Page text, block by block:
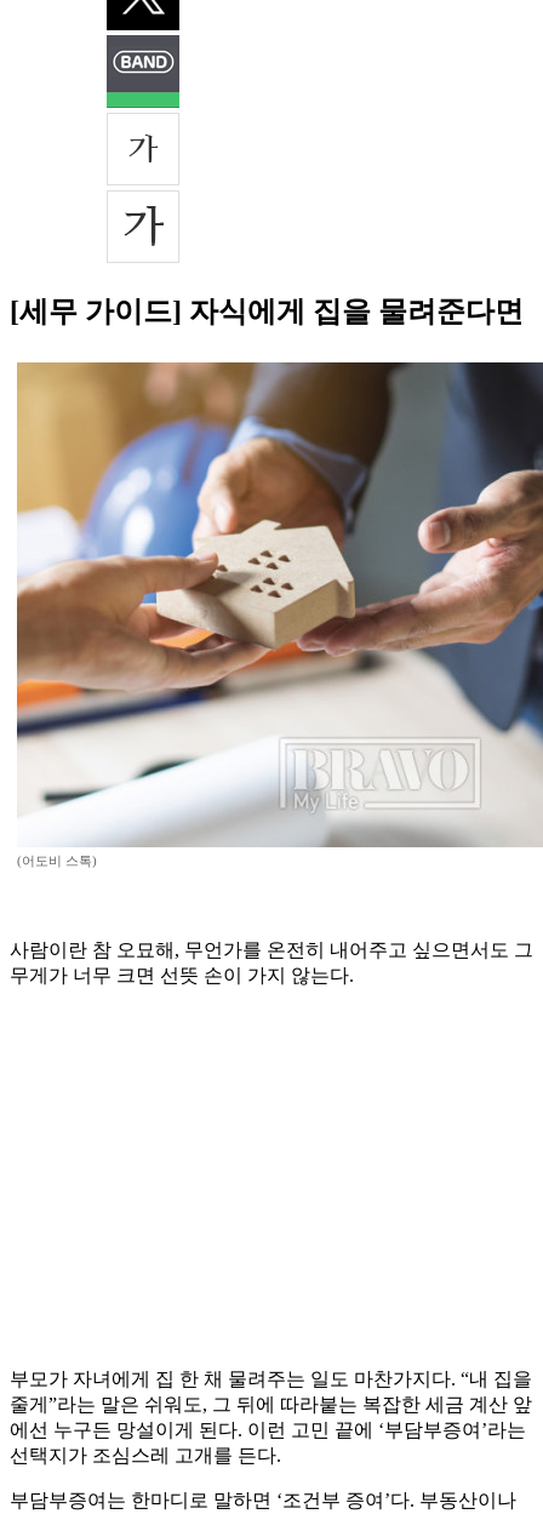
[세무 가이드] 자식에게 집을 물려준다면
(어도비 스톡)
사람이란 참 오묘해, 무언가를 온전히 내어주고 싶으면서도 그
무게가 너무 크면 선뜻 손이 가지 않는다.
부모가 자녀에게 집 한 채 물려주는 일도 마찬가지다. “내 집을
줄게”라는 말은 쉬워도, 그 뒤에 따라붙는 복잡한 세금 계산 앞
에선 누구든 망설이게 된다. 이런 고민 끝에 ‘부담부증여’라는
선택지가 조심스레 고개를 든다.
부담부증여는 한마디로 말하면 ‘조건부 증여’다. 부동산이나